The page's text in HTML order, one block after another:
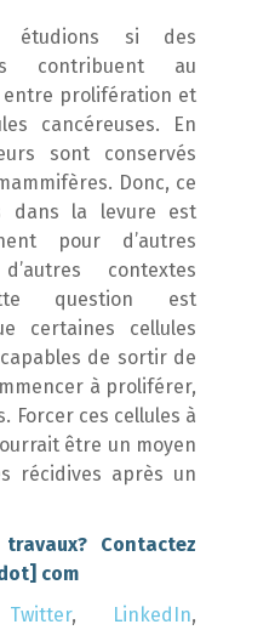
étudions si des
contribuent au
entre prolifération et
cancéreuses. En
sont conservés
Donc, ce
dans la levure est
pour d’autres
contextes
question est
certaines cellules
de sortir de
à proliférer,
Forcer ces cellules à
être un moyen
récidives après un
Contactez
com
Twitter, LinkedIn,